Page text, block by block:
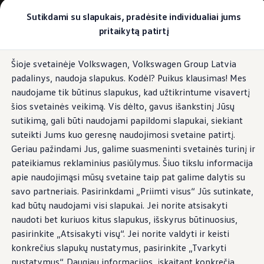
Sutikdami su slapukais, pradėsite individualiai jums
pritaikytą patirtį
Šioje svetainėje Volkswagen, Volkswagen Group Latvia
padalinys, naudoja slapukus. Kodėl? Puikus klausimas! Mes
naudojame tik būtinus slapukus, kad užtikrintume visavertį
šios svetainės veikimą. Vis dėlto, gavus išankstinį Jūsų
sutikimą, gali būti naudojami papildomi slapukai, siekiant
suteikti Jums kuo geresnę naudojimosi svetaine patirtį.
Geriau pažindami Jus, galime suasmeninti svetainės turinį ir
pateikiamus reklaminius pasiūlymus. Šiuo tikslu informacija
apie naudojimąsi mūsų svetaine taip pat galime dalytis su
savo partneriais. Pasirinkdami „Priimti visus“ Jūs sutinkate,
kad būtų naudojami visi slapukai. Jei norite atsisakyti
naudoti bet kuriuos kitus slapukus, išskyrus būtinuosius,
pasirinkite „Atsisakyti visų“. Jei norite valdyti ir keisti
konkrečius slapukų nustatymus, pasirinkite „Tvarkyti
nustatymus“. Daugiau informacijos, įskaitant konkrečią
pagrindinį
turinį
poraštę
Pasirinkite savo Volkswagen
Modeliai ir konfigūratorius
Naujasis ID. Cross
Konfigūruoti
Volkswagen komerciniai automobiliai. Pasiruošę bet
Volkswagen automobilių e-parduotuvė
Pasiūlymai ir paslaugos
Jubiliejinis pasiūlymas
Garantija
Lizingas
Automobilio mainai
Volkswagen automobilių e-parduotuvė
Elektromobiliai ir hibridiniai modeliai
Valstybės parama
Elektromobiliai
ID. žinios
Įkrovimas ir ridos atsarga
Technologija ir evoliucija
Perėjimas prie elektrinio mobilumo
Ekologinis tvarumas
Elektromobiliai servise: daugiau jokio alyvos
ID. programinės įrangos atnaujinimas*
Elektromobilių pristatymo trukmė